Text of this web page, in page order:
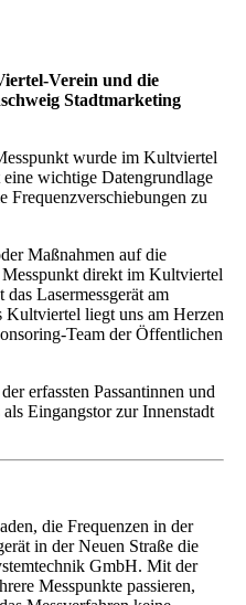
Verein und die
Stadtmarketing
wurde im Kultviertel
eine wichtige Datengrundlage
Frequenzverschiebungen zu
Maßnahmen auf die
direkt im Kultviertel
Lasermessgerät am
Kultviertel liegt uns am Herzen
Team der Öffentlichen
erfassten Passantinnen und
Eingangstor zur Innenstadt
die Frequenzen in der
in der Neuen Straße die
GmbH. Mit der
Messpunkte passieren,